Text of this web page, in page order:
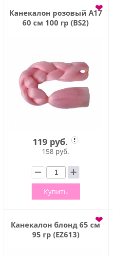
Канекалон розовый А17
60 см 100 гр (BS2)
❤
119 руб.
158 руб.
Купить
Канекалон блонд 65 см
95 гр (EZ613)
❤